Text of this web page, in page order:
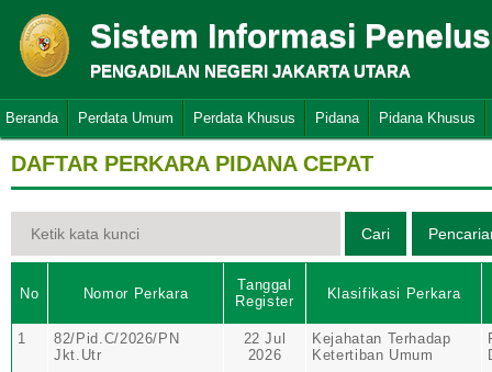
Sistem Informasi
PENGADILAN NEGERI JAKARTA UTARA
Beranda Perdata Umum Perdata Khusus Pidana Pidana Khusus
DAFTAR PERKARA PIDANA CEPAT
No Nomor Perkara
Tanggal
Register
Klasifikasi Perkara
1
82/Pid.C/2026/PN
Jkt.Utr
22 Jul
2026
Kejahatan Terhadap
Ketertiban Umum